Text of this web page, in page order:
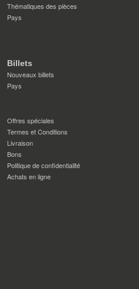
Thématiques des pièces
Pays
Billets
Nouveaux billets
Pays
Offres spéciales
Termes et Conditions
Livraison
Bons
Politique de confidentialité
Achats en ligne